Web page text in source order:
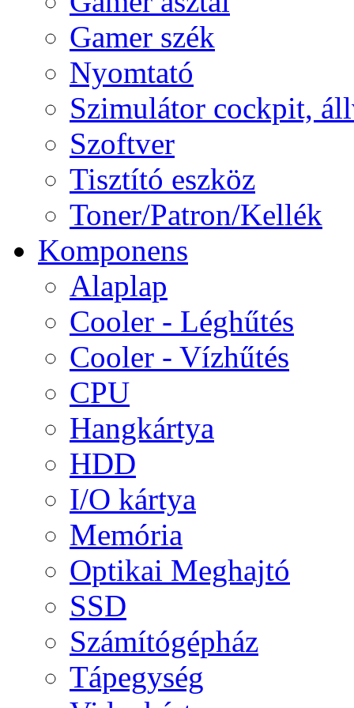
Gamer szék
Nyomtató
Szimulátor cockpit,
Szoftver
Tisztító eszköz
Toner/Patron/Kellék
Komponens
Alaplap
Cooler - Léghűtés
Cooler - Vízhűtés
CPU
Hangkártya
HDD
I/O kártya
Memória
Optikai Meghajtó
SSD
Számítógépház
Tápegység